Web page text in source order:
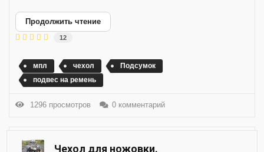
Продолжить чтение
12
мпл чехол
Подсумок
подвес на ремень
1296 просмотров 0 комментарий
Чехол для ножовки.